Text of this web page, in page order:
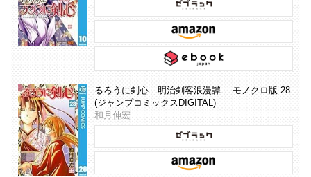
るろうに剣心―明治剣客浪漫譚― モノクロ版 28
(ジャンプコミックスDIGITAL)
和月伸宏